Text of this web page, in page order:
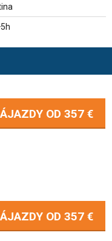
OD 357 €
OD 357 €